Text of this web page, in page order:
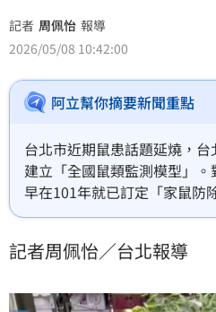
記者 周佩怡 報導
2026/05/08 10:42:00
阿立幫你摘要新聞重點
台北市近期鼠患話題延燒，
建立「全國鼠類監測模型」。
早在101年就已訂定「家鼠防
業原則」，各地方政府多年
記者周佩怡／台北報導